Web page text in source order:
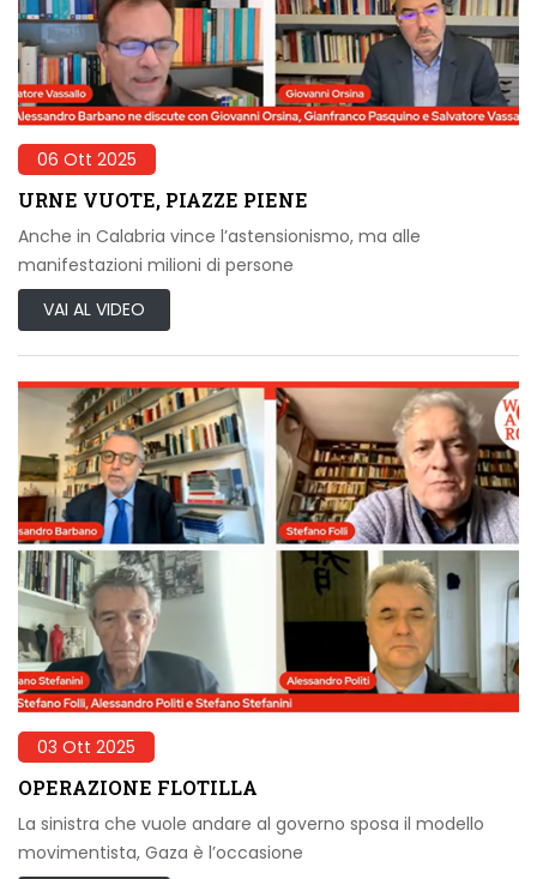
06 Ott 2025
URNE VUOTE, PIAZZE PIENE
Anche in Calabria vince l’astensionismo, ma alle
manifestazioni milioni di persone
VAI AL VIDEO
03 Ott 2025
OPERAZIONE FLOTILLA
La sinistra che vuole andare al governo sposa il modello
movimentista, Gaza è l’occasione